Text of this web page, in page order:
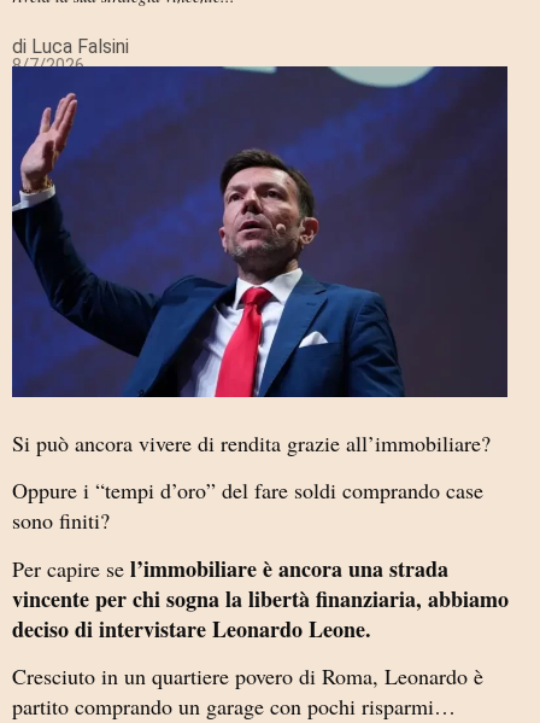
di Luca Falsini
8/7/2026
Si può ancora vivere di rendita grazie all’immobiliare?
Oppure i “tempi d’oro” del fare soldi comprando case
sono finiti?
Per capire se l’immobiliare è ancora una strada
vincente per chi sogna la libertà finanziaria, abbiamo
deciso di intervistare Leonardo Leone.
Cresciuto in un quartiere povero di Roma, Leonardo è
partito comprando un garage con pochi risparmi…